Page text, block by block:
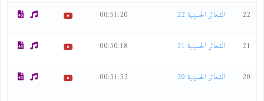
22 الشعائر الحسينية 22 00:51:20
21 الشعائر الحسينية 21 00:50:18
20 الشعائر الحسينية 20 00:51:52